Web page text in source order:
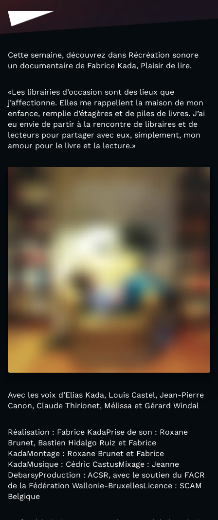
Cette semaine, découvrez dans Récréation sonore
un documentaire de Fabrice Kada, Plaisir de lire.
«Les librai­ries d’occasion sont des lieux que
j’affectionne. Elles me rap­pellent la mai­son de mon
enfance, rem­plie d’étagères et de piles de livres. J’ai
eu envie de par­tir à la ren­contre de libraires et de
lec­teurs pour par­ta­ger avec eux, sim­ple­ment, mon
amour pour le livre et la lecture.»
Avec les voix d’Elias Kada, Louis Castel, Jean-Pierre
Canon, Claude Thirionet, Mélissa et Gérard Windal
Réalisation : Fabrice KadaPrise de son : Roxane
Brunet, Bastien Hidalgo Ruiz et Fabrice
KadaMontage : Roxane Brunet et Fabrice
KadaMusique : Cédric CastusMixage : Jeanne
DebarsyProduction : ACSR, avec le sou­tien du FACR
de la Fédération Wallonie-BruxellesLicence : SCAM
Belgique